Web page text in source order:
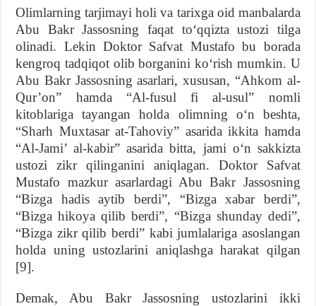
Olimlarning tarjimayi holi va tarixga oid manbalarda
Abu Bakr Jassosning faqat to‘qqizta ustozi tilga
olinadi. Lekin Doktor Safvat Mustafo bu borada
kengroq tadqiqot olib borganini ko‘rish mumkin. U
Abu Bakr Jassosning asarlari, xususan, “Ahkom al-
Qur’on” hamda “Al-fusul fi al-usul” nomli
kitoblariga tayangan holda olimning o‘n beshta,
“Sharh Muxtasar at-Tahoviy” asarida ikkita hamda
“Al-Jami’ al-kabir” asarida bitta, jami o‘n sakkizta
ustozi zikr qilinganini aniqlagan. Doktor Safvat
Mustafo mazkur asarlardagi Abu Bakr Jassosning
“Bizga hadis aytib berdi”, “Bizga xabar berdi”,
“Bizga hikoya qilib berdi”, “Bizga shunday dedi”,
“Bizga zikr qilib berdi” kabi jumlalariga asoslangan
holda uning ustozlarini aniqlashga harakat qilgan
[9].
Demak, Abu Bakr Jassosning ustozlarini ikki